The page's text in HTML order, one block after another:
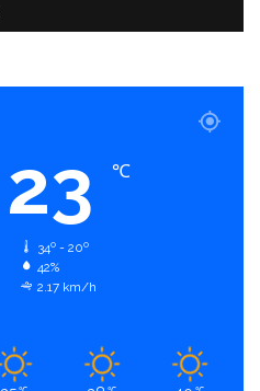
23 ℃
34º - 20º
42%
2.17 km/h